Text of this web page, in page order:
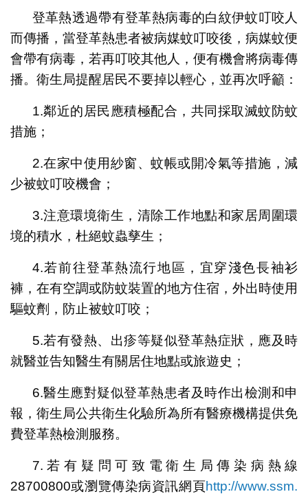
登革熱透過帶有登革熱病毒的白紋伊蚊叮咬人
而傳播，當登革熱患者被病媒蚊叮咬後，病媒蚊便
會帶有病毒，若再叮咬其他人，便有機會將病毒傳
播。衛生局提醒居民不要掉以輕心，並再次呼籲：
1.鄰近的居民應積極配合，共同採取滅蚊防蚊
措施；
2.在家中使用紗窗、蚊帳或開冷氣等措施，減
少被蚊叮咬機會；
3.注意環境衛生，清除工作地點和家居周圍環
境的積水，杜絕蚊蟲孳生；
4.若前往登革熱流行地區，宜穿淺色長袖衫
褲，在有空調或防蚊裝置的地方住宿，外出時使用
驅蚊劑，防止被蚊叮咬；
5.若有發熱、出疹等疑似登革熱症狀，應及時
就醫並告知醫生有關居住地點或旅遊史；
6.醫生應對疑似登革熱患者及時作出檢測和申
報，衛生局公共衛生化驗所為所有醫療機構提供免
費登革熱檢測服務。
7.若有疑問可致電衛生局傳染病熱線
28700800或瀏覽傳染病資訊網頁http://www.ssm.